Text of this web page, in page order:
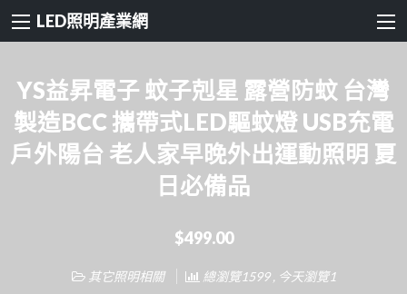
LED照明產業網
YS益昇電子 蚊子剋星 露營防蚊 台灣
製造BCC 攜帶式LED驅蚊燈 USB充電
戶外陽台 老人家早晚外出運動照明 夏
日必備品
$499.00
其它照明相關 總瀏覽1599 , 今天瀏覽1